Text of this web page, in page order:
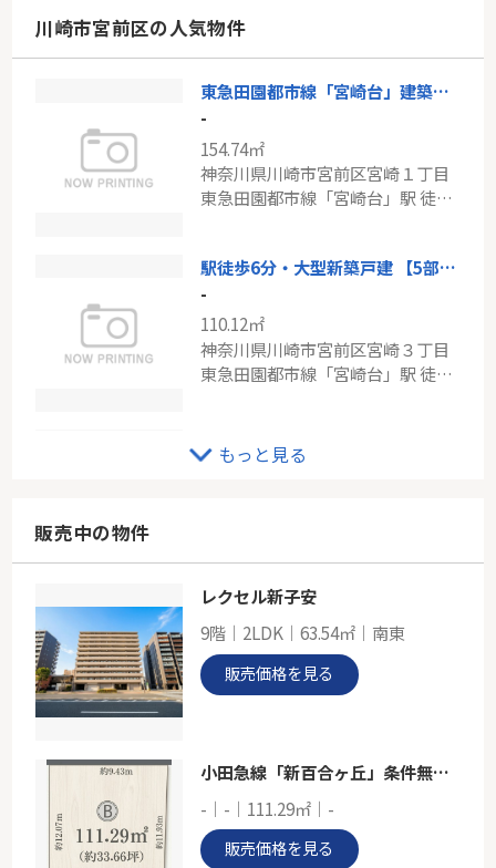
東京都狛江市岩戸北１丁目
89.37㎡
神奈川県横浜市西区久保町
川崎市宮前区の人気物件
東急田園都市線「宮崎台」建築条件なし売地
-
154.74㎡
神奈川県川崎市宮前区宮崎１丁目
東急田園都市線「宮崎台」駅 徒歩8分
駅徒歩6分・大型新築戸建 【5部屋+18帖LDK】カースペース2台分
-
110.12㎡
神奈川県川崎市宮前区宮崎３丁目
東急田園都市線「宮崎台」駅 徒歩6分
-
-
63.47㎡
もっと見る
販売中の物件
レクセル新子安
9階｜2LDK｜63.54㎡｜南東
販売価格を見る
小田急線「新百合ヶ丘」条件無し土地
-｜-｜111.29㎡｜-
販売価格を見る